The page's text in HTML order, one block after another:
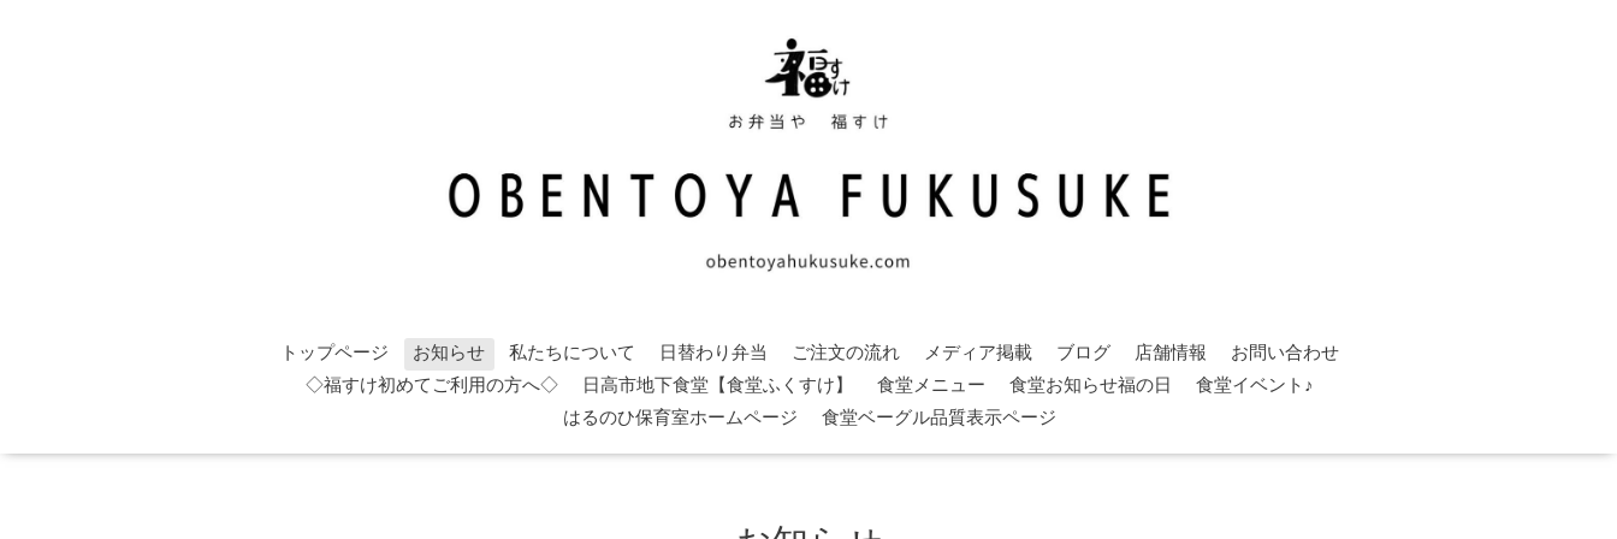
トップページ お知らせ 私たちについて 日替わり弁当 ご注文の流れ メディア掲載 ブログ 店舗情報
お問い合わせ
◇福すけ初めてご利用の方へ◇
日高市地下食堂【食堂ふくすけ】 食堂メニュー 食堂お知らせ福の日
食堂イベント♪
はるのひ保育室ホームページ
食堂ベーグル品質表示ページ